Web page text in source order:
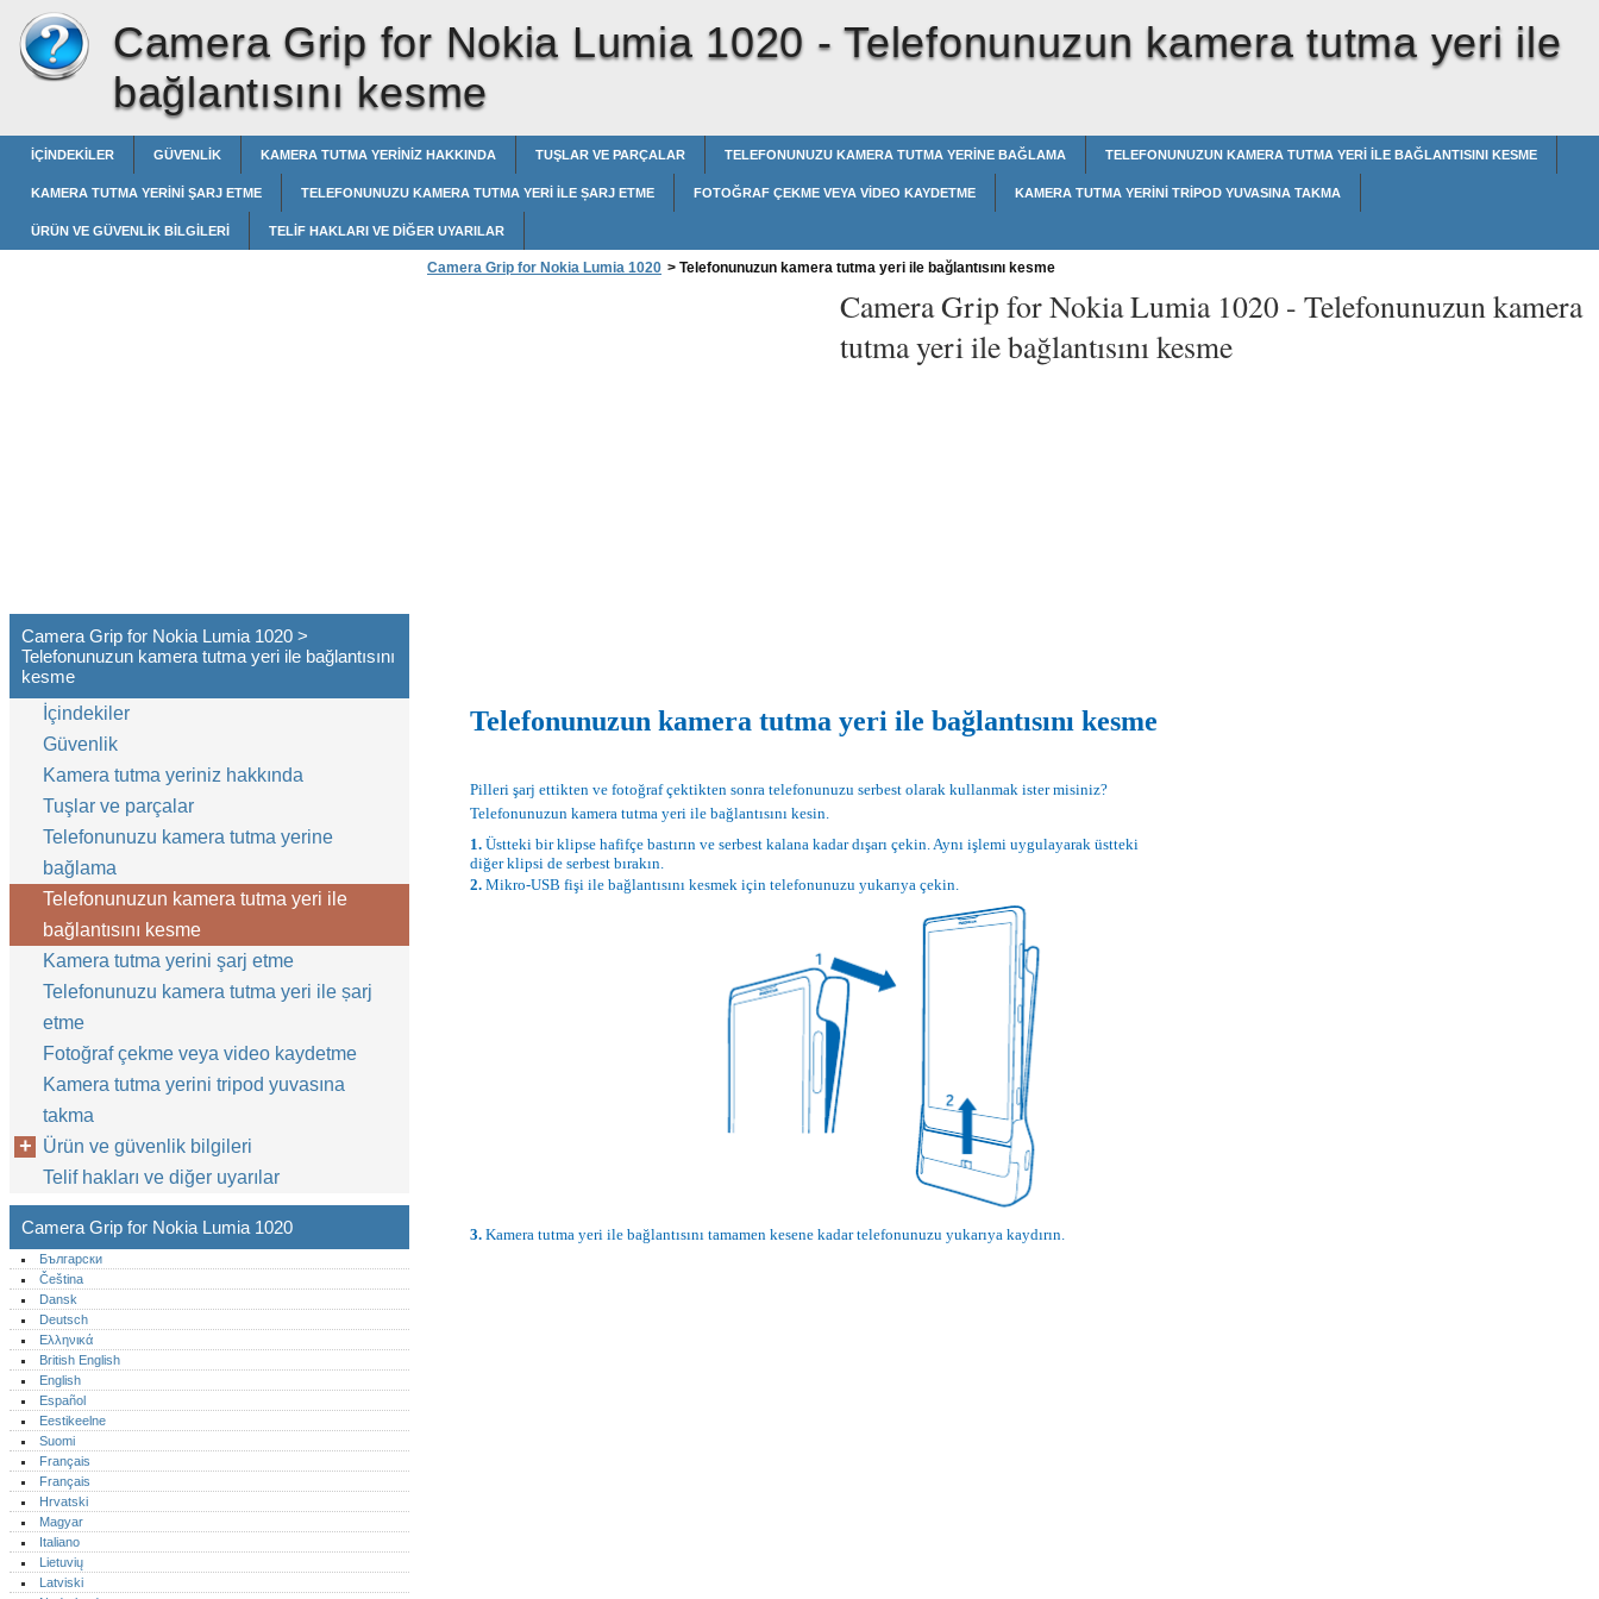
Camera Grip for Nokia Lumia 1020 -Telefonunuzun kamera tutma yeri ile
bağlantısını kesme
İÇINDEKILER GÜVENLIK KAMERA TUTMA YERINIZ HAKKINDA TUŞLAR VE PARÇALAR TELEFONUNUZU KAMERA TUTMA YERINE BAĞLAMA TELEFONUNUZUN KAMERA TUTMA YERI ILE BAĞLANTISINI KESME
KAMERA TUTMA YERINI ŞARJ ETME TELEFONUNUZU KAMERA TUTMA YERI ILE ȘARJ ETME FOTOĞRAF ÇEKME VEYA VIDEO KAYDETME KAMERA TUTMA YERINI TRIPOD YUVASINA TAKMA
ÜRÜN VE GÜVENLIK BILGILERI TELIF HAKLARI VE DIĞER UYARILAR
Camera Grip for Nokia Lumia 1020 > Telefonunuzun kamera tutma yeri ile bağlantısını kesme
Camera Grip for Nokia Lumia 1020 - Telefonunuzun kamera
tutma yeri ile bağlantısını kesme
Telefonunuzun kamera tutma yeri ile bağlantısını kesme
Pilleri şarj ettikten ve fotoğraf çektikten sonra telefonunuzu serbest olarak kullanmak ister misiniz?
Telefonunuzun kamera tutma yeri ile bağlantısını kesin.
1. Üstteki bir klipse hafifçe bastırın ve serbest kalana kadar dışarı çekin. Aynı işlemi uygulayarak üstteki
diğer klipsi de serbest bırakın.
2. Mikro-USB fişi ile bağlantısını kesmek için telefonunuzu yukarıya çekin.
3. Kamera tutma yeri ile bağlantısını tamamen kesene kadar telefonunuzu yukarıya kaydırın.
Camera Grip for Nokia Lumia 1020 >
Telefonunuzun kamera tutma yeri ile bağlantısını
kesme
İçindekiler
Güvenlik
Kamera tutma yeriniz hakkında
Tuşlar ve parçalar
Telefonunuzu kamera tutma yerine
bağlama
Telefonunuzun kamera tutma yeri ile
bağlantısını kesme
Kamera tutma yerini şarj etme
Telefonunuzu kamera tutma yeri ile șarj
etme
Fotoğraf çekme veya video kaydetme
Kamera tutma yerini tripod yuvasına
takma
Ürün ve güvenlik bilgileri
Telif hakları ve diğer uyarılar
Camera Grip for Nokia Lumia 1020
Български
Čeština
Dansk
Deutsch
Ελληνικά
British English
English
Español
Eestikeelne
Suomi
Français
Français
Hrvatski
Magyar
Italiano
Lietuvių
Latviski